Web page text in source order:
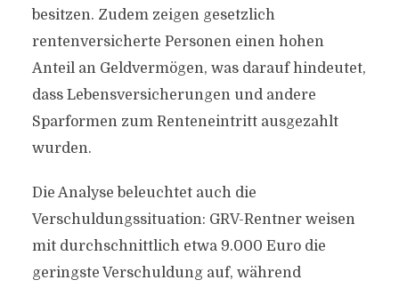
besitzen. Zudem zeigen gesetzlich
rentenversicherte Personen einen hohen
Anteil an Geldvermögen, was darauf hindeutet,
dass Lebensversicherungen und andere
Sparformen zum Renteneintritt ausgezahlt
wurden.
Die Analyse beleuchtet auch die
Verschuldungssituation: GRV-Rentner weisen
mit durchschnittlich etwa 9.000 Euro die
geringste Verschuldung auf, während